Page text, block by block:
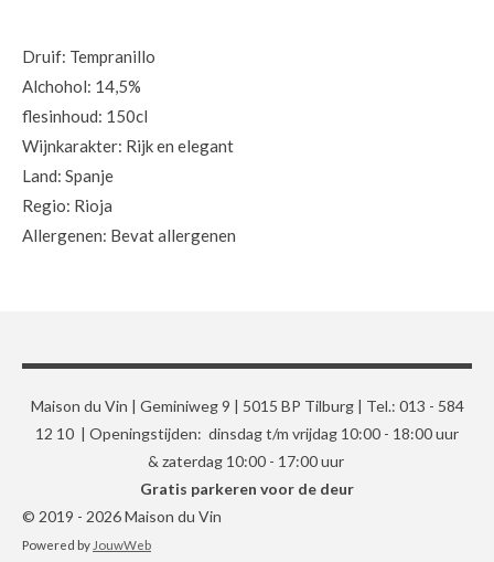
Druif: Tempranillo
Alchohol: 14,5%
flesinhoud: 150cl
Wijnkarakter: Rijk en elegant
Land: Spanje
Regio: Rioja
Allergenen: Bevat allergenen
Maison du Vin | Geminiweg 9 | 5015 BP Tilburg | Tel.: 013 - 584
12 10 | Openingstijden: dinsdag t/m vrijdag 10:00 - 18:00 uur
& zaterdag 10:00 - 17:00 uur
Gratis parkeren voor de deur
© 2019 - 2026 Maison du Vin
Powered by JouwWeb